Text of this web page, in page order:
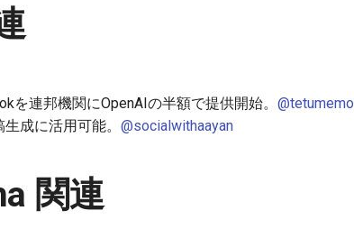
を連邦機関にOpenAIの半額で提供開始。 @tetumemo
成に活用可能。 @socialwithaayan
関連